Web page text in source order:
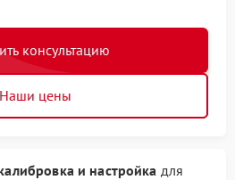
консультацию
Наши цены
и настройка для